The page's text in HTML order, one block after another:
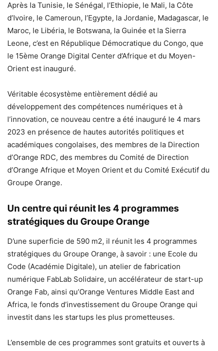
Après la Tunisie, le Sénégal, l’Ethiopie, le Mali, la Côte
d’Ivoire, le Cameroun, l’Egypte, la Jordanie, Madagascar, le
Maroc, le Libéria, le Botswana, la Guinée et la Sierra
Leone, c’est en République Démocratique du Congo, que
le 15ème Orange Digital Center d’Afrique et du Moyen-
Orient est inauguré.
Véritable écosystème entièrement dédié au
développement des compétences numériques et à
l’innovation, ce nouveau centre a été inauguré le 4 mars
2023 en présence de hautes autorités politiques et
académiques congolaises, des membres de la Direction
d’Orange RDC, des membres du Comité de Direction
d’Orange Afrique et Moyen Orient et du Comité Exécutif du
Groupe Orange.
Un centre qui réunit les 4 programmes
stratégiques du Groupe Orange
D’une superficie de 590 m2, il réunit les 4 programmes
stratégiques du Groupe Orange, à savoir : une Ecole du
Code (Académie Digitale), un atelier de fabrication
numérique FabLab Solidaire, un accélérateur de start-up
Orange Fab, ainsi qu’Orange Ventures Middle East and
Africa, le fonds d’investissement du Groupe Orange qui
investit dans les startups les plus prometteuses.
L’ensemble de ces programmes sont gratuits et ouverts à